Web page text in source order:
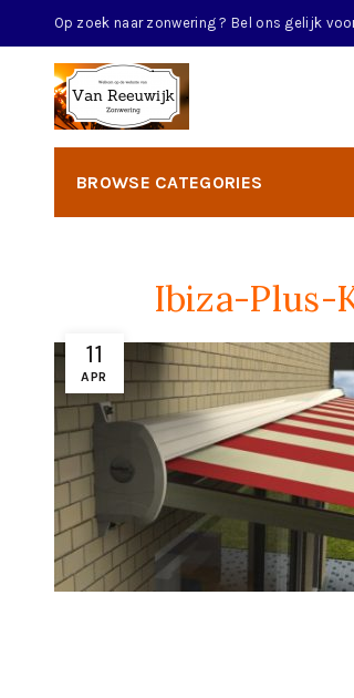
Op zoek naar zonwering ? Bel ons gelijk
BROWSE CATEGORIES
11
APR
Ibiza-Plus-